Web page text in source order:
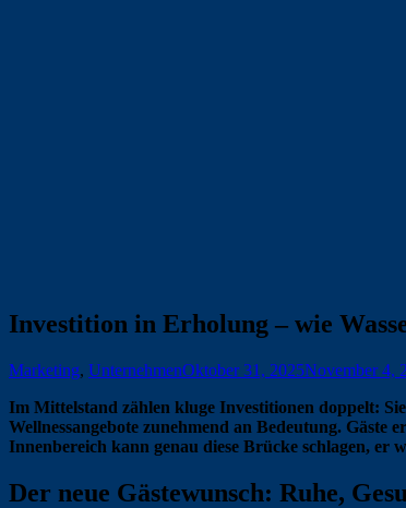
Investition in Erholung – wie
Marketing, UnternehmenOktober 31, 2025November 4,
Im Mittelstand zählen kluge Investitionen doppelt:
Wellnessangebote zunehmend an Bedeutung.
Innenbereich kann genau diese Brücke schlagen,
Der neue Gästewunsch: Ruhe,